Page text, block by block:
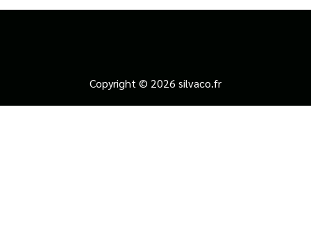
Copyright © 2026 silvaco.fr